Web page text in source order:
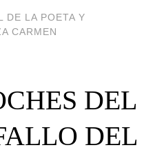
DE LA POETA Y
CARMEN
DEL
DEL